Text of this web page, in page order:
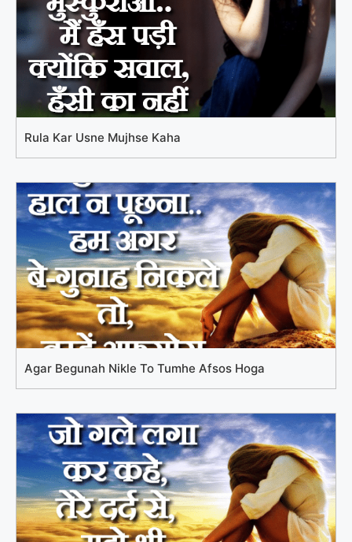
Rula Kar Usne Mujhse Kaha
Agar Begunah Nikle To Tumhe Afsos Hoga